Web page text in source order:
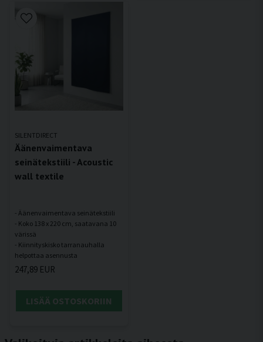
SILENTDIRECT
Äänenvaimentava
seinätekstiili - Acoustic
wall textile
- Äänenvaimentava seinätekstiili
- Koko 138 x 220 cm, saatavana 10
värissä
- Kiinnityskisko tarranauhalla
247,89 EUR
LISÄÄ OSTOSKORIIN